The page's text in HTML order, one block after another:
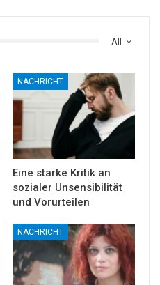
All
NACHRICHT
Eine starke Kritik an
sozialer Unsensibilität
und Vorurteilen
NACHRICHT